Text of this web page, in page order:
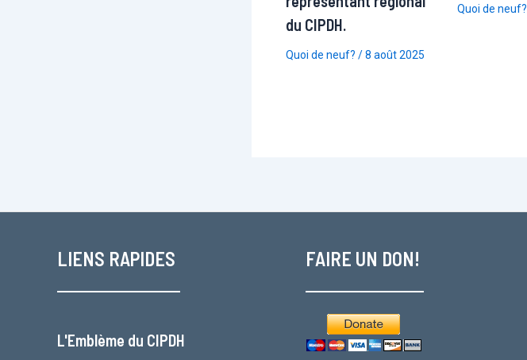
du CIPDH.
Quoi de neuf? /8 août 2025
Quoi de neuf?
LIENS RAPIDES
L'Emblème du CIPDH
FAIRE UN DON!